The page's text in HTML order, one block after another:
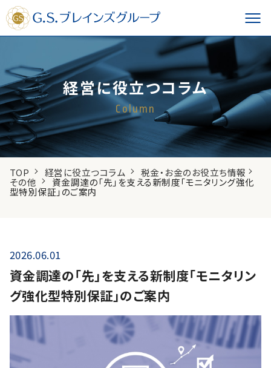
経営に役立つコラム
Column
TOP 経営に役立つコラム 税金・お金のお役立ち情報
その他 資金調達の「先」を支える新制度「モニタリング強化
型特別保証」のご案内
2026.06.01
資金調達の「先」を支える新制度「モニタリン
グ強化型特別保証」のご案内